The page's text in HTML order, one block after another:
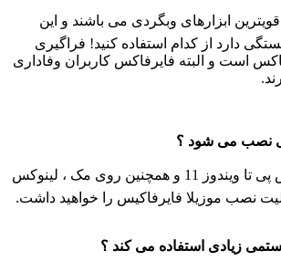
ابزارهای وبگردی می باشند و این
دارد از کدام استفاده کنید! فراگیری
است و البته فایرفاکس کاربران وفاداری
نصب می شود ؟
✔️شما از ویندوز اکس پی تا ویندوز 11 و همچنین روی مک ، لینوکس
نصب موزیلا فایرفاکیس را خواهید داشت.
زیادی استفاده می کند ؟